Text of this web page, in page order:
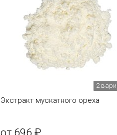
2
Экстракт мускатного ореха